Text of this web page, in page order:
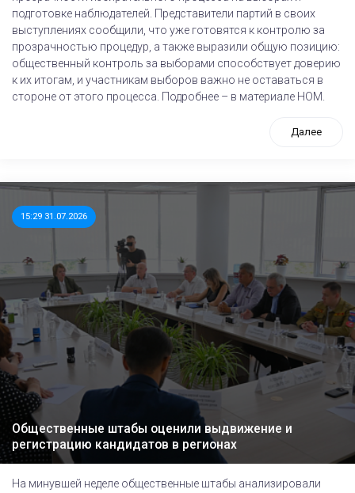
подготовке наблюдателей. Представители партий в своих
выступлениях сообщили, что уже готовятся к контролю за
прозрачностью процедур, а также выразили общую позицию:
общественный контроль за выборами способствует доверию
к их итогам, и участникам выборов важно не оставаться в
стороне от этого процесса. Подробнее – в материале НОМ.
Далее
15:29 31.07.2026
Общественные штабы оценили выдвижение и
регистрацию кандидатов в регионах
На минувшей неделе общественные штабы анализировали